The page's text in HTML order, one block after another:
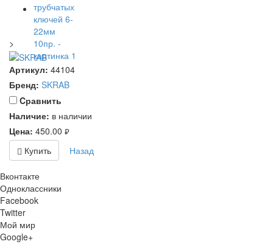
>
Артикул: 44104
Бренд: SKRAB
Cравнить
Наличие: в наличии
Цена: 450.00 руб.
Купить Назад
Вконтакте
Одноклассники
Facebook
Twitter
Мой мир
Google+